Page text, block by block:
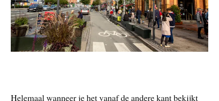
Helemaal wanneer je het vanaf de andere kant bekijkt